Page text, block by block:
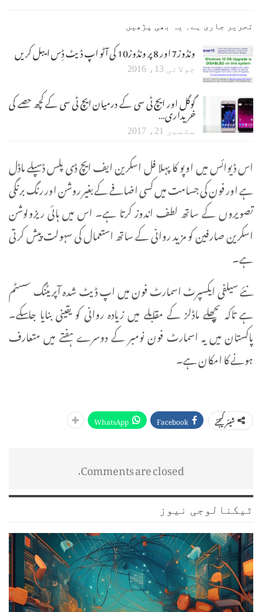
تحریر جاری ہے۔ یہ بھی پڑھیں
ونڈوز7 اور 8 پر ونڈوز10 کی آٹو اپ ڈیٹ ڈِس ایبل کریں
جولائی 13، 2016
گوگل اور ایچ ٹی سی کے درمیان ایچ ٹی سی کے کچھ حصے کی
خریداری…
ستمبر 21، 2017
اس ڈیوائس میں اوپو کا پہلا فل اسکرین ایف ایچ ڈی پلس ڈسپلے ماڈل
ہے اور فون کی جسامت میں کسی اضافے کے بغیر روشن اور رنگ برنگی
تصویروں کے ساتھ لطف اندوز کرتا ہے۔ اس میں ہائی ریزولوشن
اسکرین صارفین کو مزید روانی کے ساتھ استعمال کی سہولت پیش کرتی
ہے۔
نئے سیلفی ایکسپرٹ اسمارٹ فون میں اپ ڈیٹ شدہ آپریٹنگ سسٹم
ہے تاکہ پچھلے ماڈلز کے مقابلے میں زیادہ روانی کو یقینی بنایا جاسکے۔
پاکستان میں یہ اسمارٹ فون نومبر کے دوسرے ہفتے میں متعارف
ہونے کا امکان ہے۔
شیئر کیجئے Facebook
WhatsApp
Comments are closed.
ٹیکنالوجی نیوز